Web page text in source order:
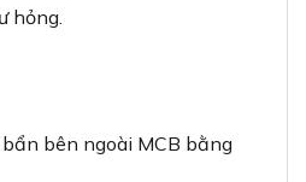
hỏng.
bên ngoài MCB bằng